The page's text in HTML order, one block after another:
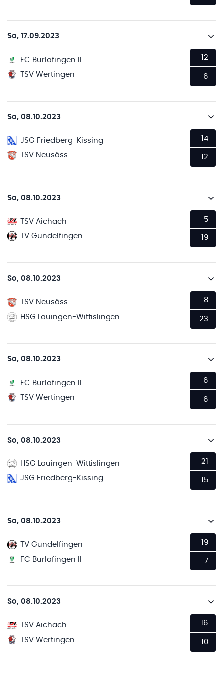
So, 17.09.2023
FC Burlafingen II
TSV Wertingen
12
6
So, 08.10.2023
JSG Friedberg-Kissing
TSV Neusäss
14
12
So, 08.10.2023
TSV Aichach
TV Gundelfingen
5
19
So, 08.10.2023
TSV Neusäss
HSG Lauingen-Wittislingen
8
23
So, 08.10.2023
FC Burlafingen II
TSV Wertingen
6
6
So, 08.10.2023
HSG Lauingen-Wittislingen
JSG Friedberg-Kissing
21
15
So, 08.10.2023
TV Gundelfingen
FC Burlafingen II
19
7
So, 08.10.2023
TSV Aichach
TSV Wertingen
16
10